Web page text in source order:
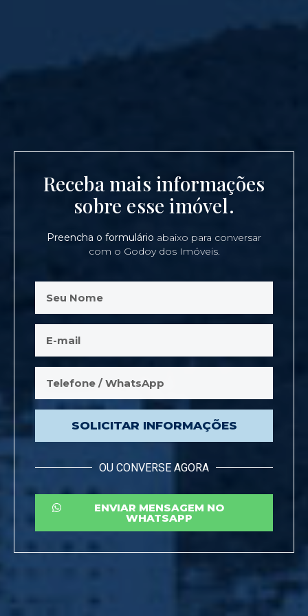
Receba mais informações
sobre esse imóvel.
Preencha o formulário abaixo para conversar
com o Godoy dos Imóveis.
SOLICITAR INFORMAÇÕES
OU CONVERSE AGORA
ENVIAR MENSAGEM NO
WHATSAPP